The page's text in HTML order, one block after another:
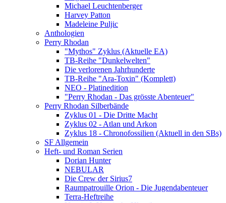
Michael Leuchtenberger
Harvey Patton
Madeleine Puljic
Anthologien
Perry Rhodan
"Mythos" Zyklus (Aktuelle EA)
TB-Reihe "Dunkelwelten"
Die verlorenen Jahrhunderte
TB-Reihe "Ara-Toxin" (Komplett)
NEO - Platinedition
"Perry Rhodan - Das grösste Abenteuer"
Perry Rhodan Silberbände
Zyklus 01 - Die Dritte Macht
Zyklus 02 - Atlan und Arkon
Zyklus 18 - Chronofossilien (Aktuell in den SBs)
SF Allgemein
Heft- und Roman Serien
Dorian Hunter
NEBULAR
Die Crew der Sirius7
Raumpatrouille Orion - Die Jugendabenteuer
Terra-Heftreihe